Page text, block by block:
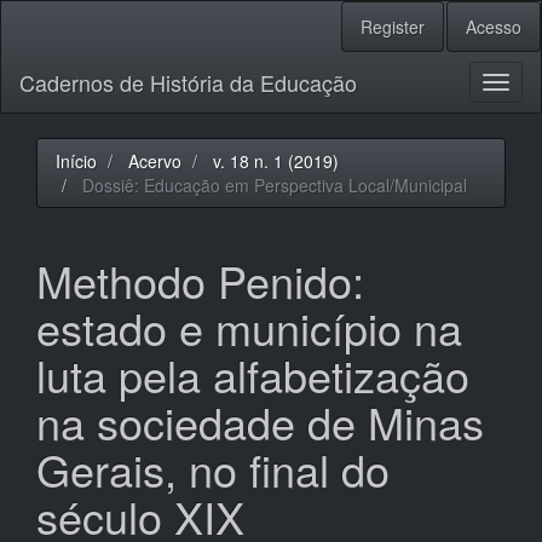
principal
Barra
Lateral
Register Acesso
Cadernos de História da Educação
Início Acervo
v. 18 n. 1 (2019)
Dossiê: Educação em Perspectiva Local/Municipal
Methodo Penido:
estado e município na
luta pela alfabetização
na sociedade de Minas
Gerais, no final do
século XIX